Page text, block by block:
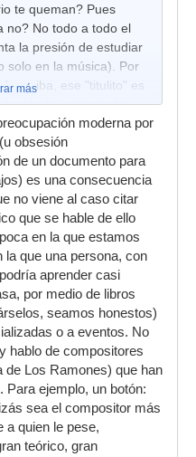
te queman? Pues
no? No todo a todo el
la presión de estudiar
solo en la música). Por
arriba, ese "titulito" es
trabajos, no solo
conocimientos
esfuerzo y
ha aprobado el
lee mecánicamente,
abogados,
que son no saben
métodos que use el
no sea el adecuado a
te parezca anticuado
En tu curriculum
ningún lado que
de música
más
moderna por
obsesión
de un documento para
es una consecuencia
no viene al caso citar
que se hable de ello
en la que estamos
la que una persona, con
aprender casi
por medio de libros
seamos honestos)
o a eventos. No
hablo de compositores
de Los Ramones) que han
Para ejemplo, un botón:
sea el compositor más
a quien le pese,
teórico, gran